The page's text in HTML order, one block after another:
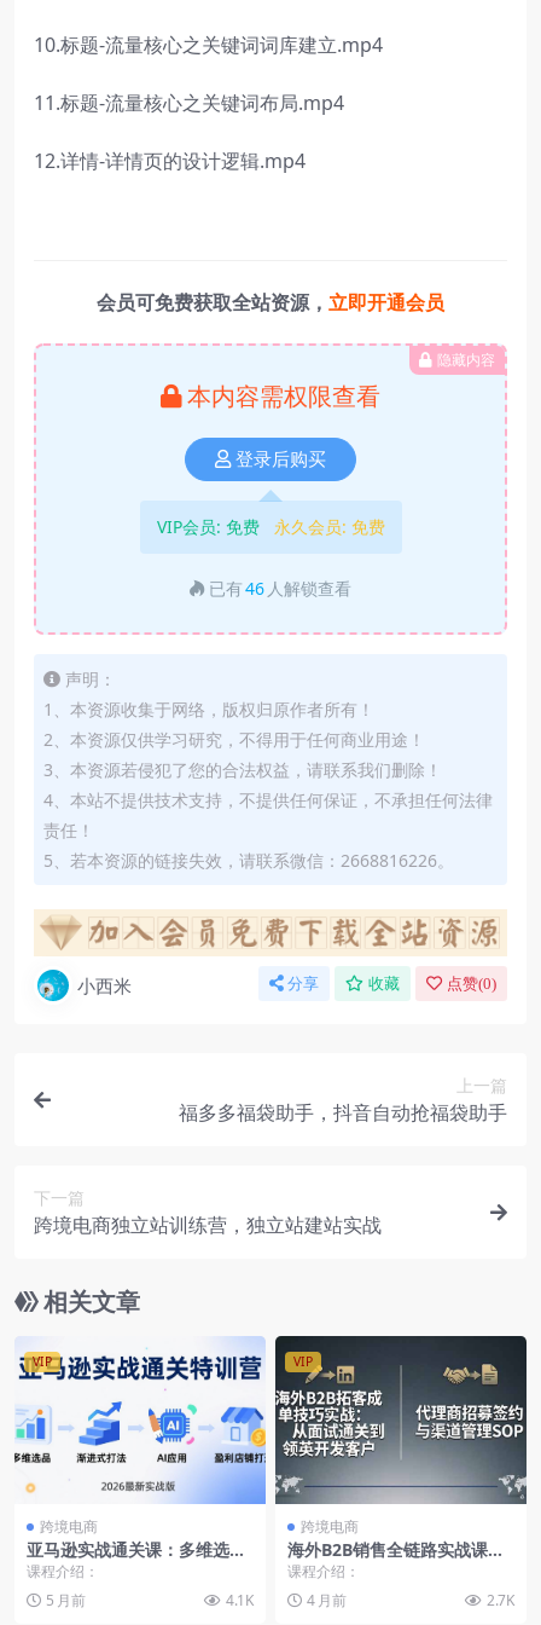
10.标题-流量核心之关键词词库建立.mp4
11.标题-流量核心之关键词布局.mp4
12.详情-详情页的设计逻辑.mp4
会员可免费获取全站资源， 立即开通会员
隐藏内容
本内容需权限查看
登录后购买
VIP会员: 免费 永久会员: 免费
已有46 人解锁查看
声明：
1、本资源收集于网络，版权归原作者所有！
2、本资源仅供学习研究，不得用于任何商业用途！
3、本资源若侵犯了您的合法权益，请联系我们删除！
4、本站不提供技术支持，不提供任何保证，不承担任何法律
责任！
5、若本资源的链接失效，请联系微信：2668816226。
小西米 分享 收藏 点赞(0)
上一篇
福多多福袋助手，抖音自动抢福袋助手
下一篇
跨境电商独立站训练营，独立站建站实战
相关文章
VIP
跨境电商
亚马逊实战通关课：多维选品
+渐进式打法+AI应用，从0到1
打造盈利店铺-2026年3月更新
课程介绍：
5 月前
4.1K
VIP
跨境电商
海外B2B销售全链路实战课：
领英拓客+代理商招募+商务谈
判，从面试通关到成单全流程
课程介绍：
4 月前
2.7K